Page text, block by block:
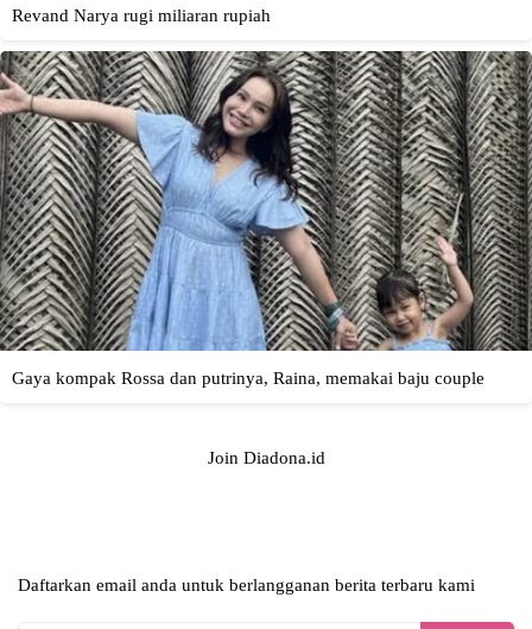
Join Diadona.id
Daftarkan email anda untuk berlangganan berita terbaru kami